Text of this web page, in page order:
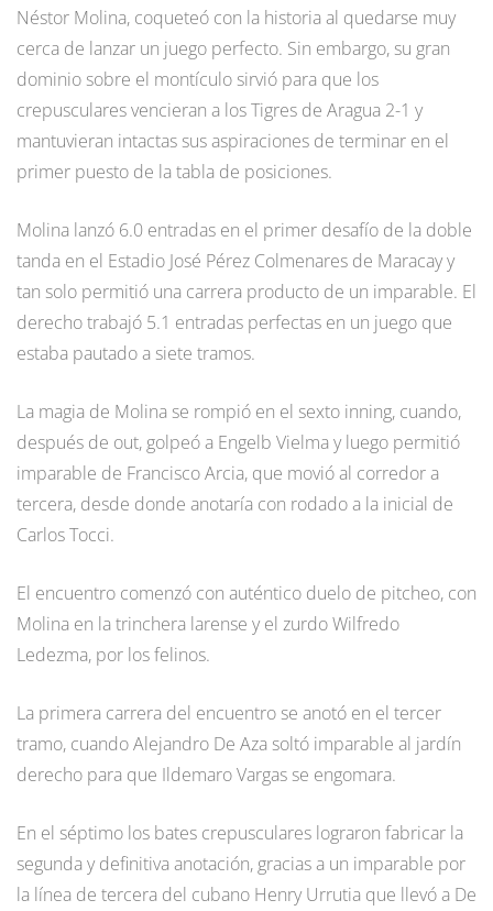
Néstor Molina, coqueteó con la historia al quedarse muy
cerca de lanzar un juego perfecto. Sin embargo, su gran
dominio sobre el montículo sirvió para que los
crepusculares vencieran a los Tigres de Aragua 2-1 y
mantuvieran intactas sus aspiraciones de terminar en el
primer puesto de la tabla de posiciones.
Molina lanzó 6.0 entradas en el primer desafío de la doble
tanda en el Estadio José Pérez Colmenares de Maracay y
tan solo permitió una carrera producto de un imparable. El
derecho trabajó 5.1 entradas perfectas en un juego que
estaba pautado a siete tramos.
La magia de Molina se rompió en el sexto inning, cuando,
después de out, golpeó a Engelb Vielma y luego permitió
imparable de Francisco Arcia, que movió al corredor a
tercera, desde donde anotaría con rodado a la inicial de
Carlos Tocci.
El encuentro comenzó con auténtico duelo de pitcheo, con
Molina en la trinchera larense y el zurdo Wilfredo
Ledezma, por los felinos.
La primera carrera del encuentro se anotó en el tercer
tramo, cuando Alejandro De Aza soltó imparable al jardín
derecho para que Ildemaro Vargas se engomara.
En el séptimo los bates crepusculares lograron fabricar la
segunda y definitiva anotación, gracias a un imparable por
la línea de tercera del cubano Henry Urrutia que llevó a De